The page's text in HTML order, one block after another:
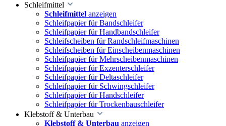
Schleifmittel
Schleifmittel anzeigen
Schleifpapier für Bandschleifer
Schleifpapier für Handbandschleifer
Schleifscheiben für Randschleifmaschinen
Schleifscheiben für Einscheibenmaschinen
Schleifpapier für Mehrscheibenmaschinen
Schleifpapier für Exzenterschleifer
Schleifpapier für Deltaschleifer
Schleifpapier für Schwingschleifer
Schleifpapier für Handschleifer
Schleifpapier für Trockenbauschleifer
Klebstoff & Unterbau
Klebstoff & Unterbau anzeigen